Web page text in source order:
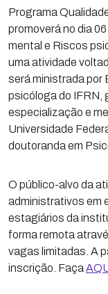
Programa
promoverá no dia
mental e Riscos
uma atividade
será ministrada por
psicóloga do IFRN,
especialização e
Universidade
doutoranda em
O público-alvo da
administrativos em
estagiários da
forma remota
vagas limitadas. A
inscrição. Faça